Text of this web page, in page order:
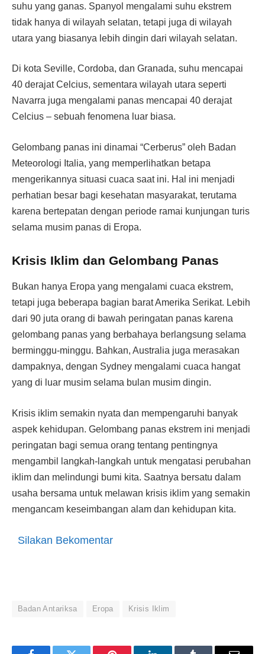
suhu yang ganas. Spanyol mengalami suhu ekstrem
tidak hanya di wilayah selatan, tetapi juga di wilayah
utara yang biasanya lebih dingin dari wilayah selatan.
Di kota Seville, Cordoba, dan Granada, suhu mencapai
40 derajat Celcius, sementara wilayah utara seperti
Navarra juga mengalami panas mencapai 40 derajat
Celcius – sebuah fenomena luar biasa.
Gelombang panas ini dinamai “Cerberus” oleh Badan
Meteorologi Italia, yang memperlihatkan betapa
mengerikannya situasi cuaca saat ini. Hal ini menjadi
perhatian besar bagi kesehatan masyarakat, terutama
karena bertepatan dengan periode ramai kunjungan turis
selama musim panas di Eropa.
Krisis Iklim dan Gelombang Panas
Bukan hanya Eropa yang mengalami cuaca ekstrem,
tetapi juga beberapa bagian barat Amerika Serikat. Lebih
dari 90 juta orang di bawah peringatan panas karena
gelombang panas yang berbahaya berlangsung selama
berminggu-minggu. Bahkan, Australia juga merasakan
dampaknya, dengan Sydney mengalami cuaca hangat
yang di luar musim selama bulan musim dingin.
Krisis iklim semakin nyata dan mempengaruhi banyak
aspek kehidupan. Gelombang panas ekstrem ini menjadi
peringatan bagi semua orang tentang pentingnya
mengambil langkah-langkah untuk mengatasi perubahan
iklim dan melindungi bumi kita. Saatnya bersatu dalam
usaha bersama untuk melawan krisis iklim yang semakin
mengancam keseimbangan alam dan kehidupan kita.
Silakan Bekomentar
Badan Antariksa Eropa Krisis Iklim